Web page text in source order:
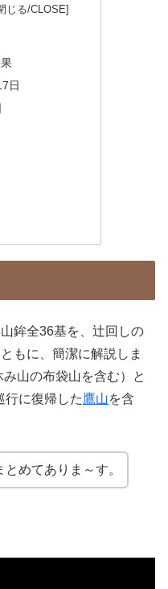
日
鉾全36基を、辻回しの
もに、簡潔に解説しま
山の布袋山を含む）と
行に復帰した鷹山を含
めてありま～す。